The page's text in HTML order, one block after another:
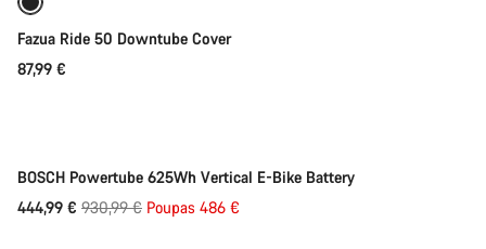
Fazua Ride 50 Downtube Cover
87,99 €
BOSCH Powertube 625Wh Vertical E-Bike Battery
444,99 € Preço
930,99 € Poupas 486 €
Adicionar ao carrinho